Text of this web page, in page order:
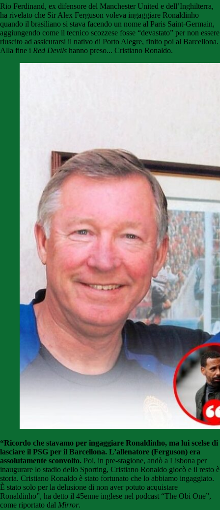
Rio Ferdinand, ex difensore del Manchester United e dell’Inghilterra,
ha rivelato che Sir Alex Ferguson voleva ingaggiare Ronaldinho
quando il brasiliano si stava facendo un nome al Paris Saint-Germain,
aggiungendo come il tecnico scozzese fosse “devastato” per non essere
riuscito ad assicurarsi il nativo di Porto Alegre, finito poi al Barcellona.
Alla fine i Red Devils hanno preso... Cristiano Ronaldo.
“Ricordo che stavamo per ingaggiare Ronaldinho, ma lui scelse di
lasciare il PSG per il Barcellona. L’allenatore (Ferguson) era
assolutamente sconvolto. Poi, in pre-stagione, andò a Lisbona per
inaugurare lo stadio dello Sporting, Cristiano Ronaldo giocò e il resto è
storia. Cristiano Ronaldo è stato fortunato che lo abbiamo ingaggiato.
È stato solo per la delusione di non aver potuto acquistare
Ronaldinho”, ha detto il 45enne inglese nel podcast “The Obi One”,
come riportato dal Mirror.